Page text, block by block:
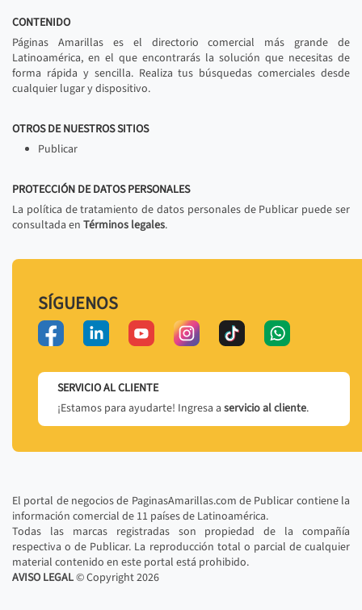
CONTENIDO
Páginas Amarillas es el directorio comercial más grande de
Latinoamérica, en el que encontrarás la solución que necesitas de
forma rápida y sencilla. Realiza tus búsquedas comerciales desde
cualquier lugar y dispositivo.
OTROS DE NUESTROS SITIOS
Publicar
PROTECCIÓN DE DATOS PERSONALES
La política de tratamiento de datos personales de Publicar puede ser
consultada en Términos legales.
SÍGUENOS
SERVICIO AL CLIENTE
¡Estamos para ayudarte! Ingresa a servicio al cliente.
El portal de negocios de PaginasAmarillas.com de Publicar contiene la
información comercial de 11 países de Latinoamérica.
Todas las marcas registradas son propiedad de la compañía
respectiva o de Publicar. La reproducción total o parcial de cualquier
material contenido en este portal está prohibido.
AVISO LEGAL© Copyright2026